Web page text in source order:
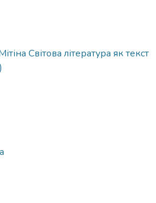
Світова література як текст